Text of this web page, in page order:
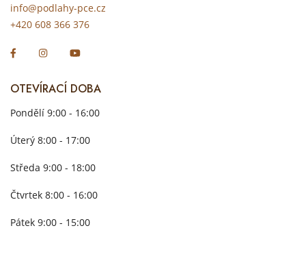
info@podlahy-pce.cz
+420 608 366 376
OTEVÍRACÍ DOBA
Pondělí 9:00 - 16:00
Úterý 8:00 - 17:00
Středa 9:00 - 18:00
Čtvrtek 8:00 - 16:00
Pátek 9:00 - 15:00